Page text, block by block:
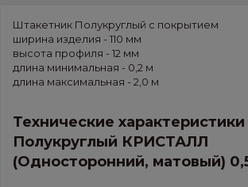
Штакетник Полукруглый с покрытием
ширина изделия - 110 мм
высота профиля - 12 мм
длина минимальная - 0,2 м
длина максимальная - 2,0 м
Технические
Полукруглый КРИСТАЛЛ
(Односторонний, матовый)